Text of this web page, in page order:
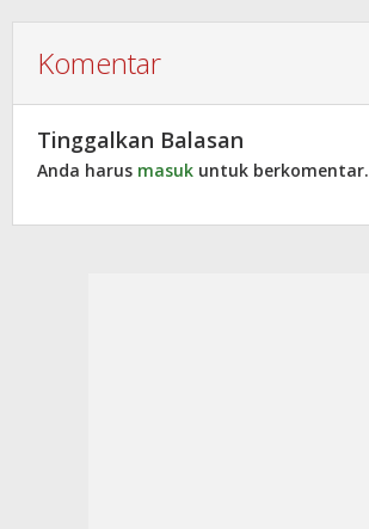
Komentar
Tinggalkan Balasan
Anda harus masuk untuk berkomentar.